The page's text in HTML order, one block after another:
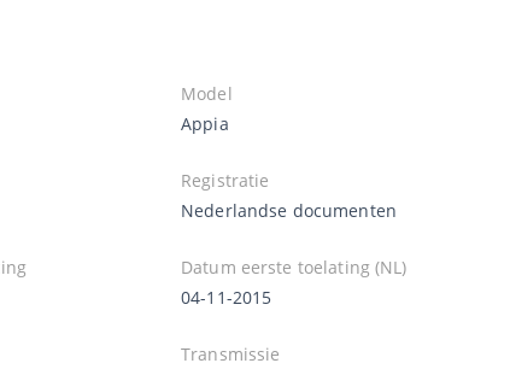
Model
Appia
Registratie
Nederlandse documenten
Datum eerste toelating (NL)
04-11-2015
Transmissie